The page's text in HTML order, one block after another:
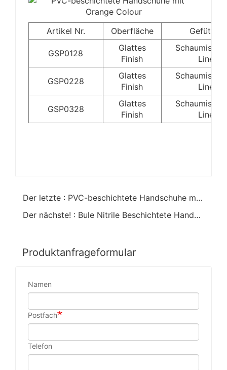
Artikel Nr. Oberfläche Gefüttert
GSP0128
Glattes
Finish
Liner
GSP0228
Glattes
Finish
Liner
GSP0328
Glattes
Finish
Liner
Der letzte : PVC-beschichtete Handschuhe mit grüner Farbe
Der nächste! : Bule Nitrile Beschichtete Handschuhe
Produktanfrageformular
Namen
Postfach
Telefon